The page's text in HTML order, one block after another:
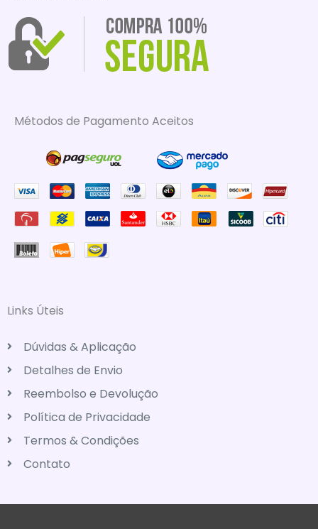
Métodos de Pagamento Aceitos
Links Úteis
Dúvidas & Aplicação
Detalhes de Envio
Reembolso e Devolução
Política de Privacidade
Termos & Condições
Contato